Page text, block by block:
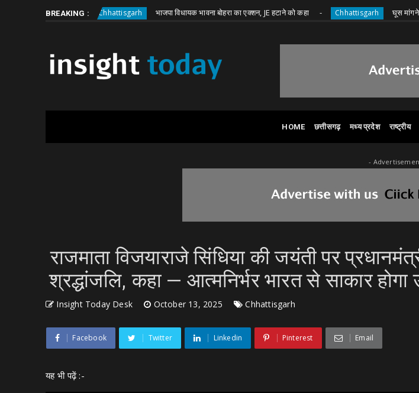
Friday, August 7 About Write for Us
HOME छत्तीसगढ़ मध्य प्रदेश राष्ट्रीय
BREAKING :
Chhattisgarh भाजपा विधायक भावना बोहरा का एक्शन, JE हटाने को कहा Chhattisgarh घूस मांगने वाले
-
राजमाता विजयाराजे सिंधिया की जयंती पर
श्रद्धांजलि, कहा — आत्मनिर्भर भारत से साकार
Insight Today Desk October 13, 2025 Chhattisgarh
Facebook Twitter Linkedin Pinterest Email
यह भी पढ़ें :-